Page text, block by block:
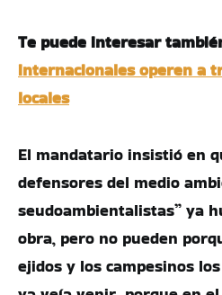
Te puede interesar
internacionales operen a
locales
El mandatario insistió en
defensores del medio
seudoambientalistas” ya
obra, pero no pueden
ejidos y los campesinos